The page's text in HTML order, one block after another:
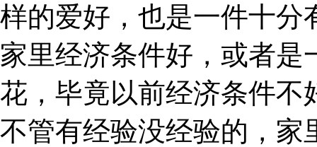
样的爱好，也是一件十分
家里经济条件好，或者
花，毕竟以前经济条件不
不管有经验没经验的，家